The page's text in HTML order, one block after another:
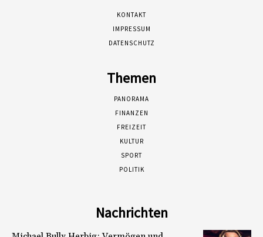
KONTAKT
IMPRESSUM
DATENSCHUTZ
Themen
PANORAMA
FINANZEN
FREIZEIT
KULTUR
SPORT
POLITIK
Nachrichten